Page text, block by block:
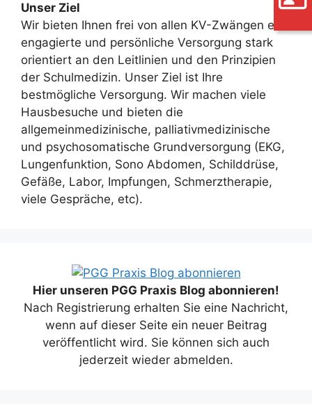
Unser Ziel
Wir bieten Ihnen frei von allen KV-Zwängen eine
engagierte und persönliche Versorgung stark
orientiert an den Leitlinien und den Prinzipien
der Schulmedizin. Unser Ziel ist Ihre
bestmögliche Versorgung. Wir machen viele
Hausbesuche und bieten die
allgemeinmedizinische, palliativmedizinische
und psychosomatische Grundversorgung (EKG,
Lungenfunktion, Sono Abdomen, Schilddrüse,
Gefäße, Labor, Impfungen, Schmerztherapie,
viele Gespräche, etc).
Hier unseren PGG Praxis Blog abonnieren!
Nach Registrierung erhalten Sie eine Nachricht,
wenn auf dieser Seite ein neuer Beitrag
veröffentlicht wird. Sie können sich auch
jederzeit wieder abmelden.